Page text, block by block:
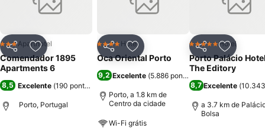
PartilharAdicionar aos favoritos
3 EstrelasAparthotel
Comendador 1895
Apartments 6
8,5 Excelente (190 pontuações
Porto, Portugal
PartilharAdicionar aos favoritos
4 EstrelasHotel
Oca Oriental Porto
9,2 Excelente (5.886 pontuações
Porto, a 1.8 km de
Centro da cidade
Wi-Fi grátis
Partilhar
5 EstrelasHotel
Porto Palácio
The Editory
8,7Excelente (
a 3.7 km de
Bolsa